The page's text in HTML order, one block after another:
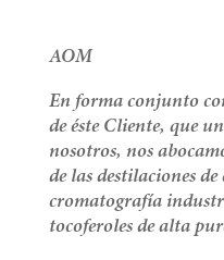
AOM
En forma conjunto
de éste Cliente, que
nosotros, nos
de las destilaciones
cromatografía
tocoferoles de alta